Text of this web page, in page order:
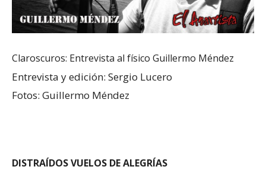
Claroscuros: Entrevista al físico Guillermo Méndez
Entrevista y edición: Sergio Lucero
Fotos: Guillermo Méndez
DISTRAÍDOS VUELOS DE ALEGRÍAS